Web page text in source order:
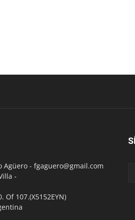
Agüero - fgaguero@gmail.com
-
Of 107.(X5152EYN)